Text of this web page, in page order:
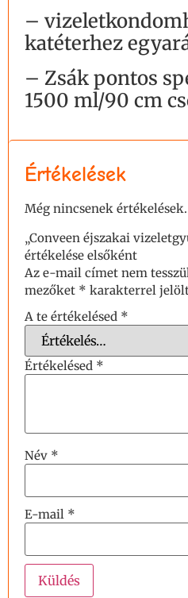
–
katéterhez
– Zsák pontos
1500 ml/90 cm
Értékelések
Még nincsenek értékelések.
„Conveen éjszakai
értékelése elsőként
Az e-mail címet nem
mezőket * karakterrel
A te értékelésed *
Értékelésed *
Név *
E-mail *